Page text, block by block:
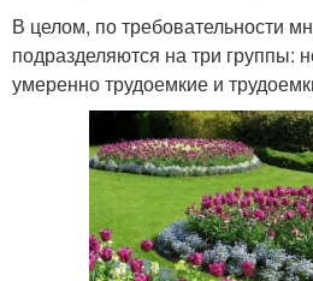
В целом, по требовательности
подразделяются на три группы:
умеренно трудоемкие и